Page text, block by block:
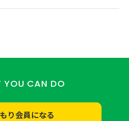
YOU CAN DO
り会員になる